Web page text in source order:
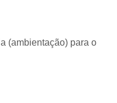
(ambientação) para o